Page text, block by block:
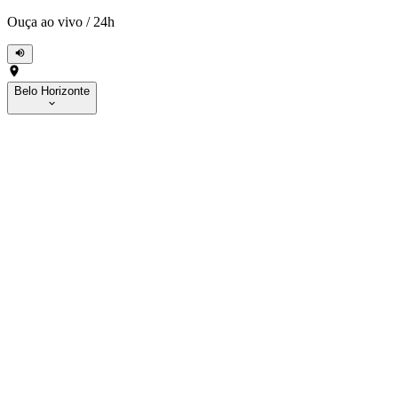
Ouça ao vivo / 24h
Belo Horizonte